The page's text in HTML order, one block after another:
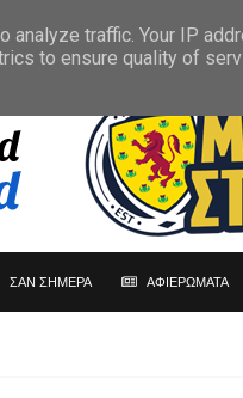
ΣΑΝ ΣΗΜΕΡΑ ΑΦΙΕΡΩΜΑΤΑ
traffic. Your IP
to ensure quality of